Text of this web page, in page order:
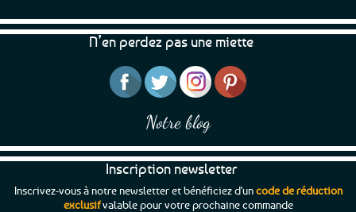
N’en perdez pas une miette
Notre blog
Inscription newsletter
Inscrivez-vous à notre newsletter et bénéficiez d'uncode de réduction
exclusifvalable pour votre prochaine commande